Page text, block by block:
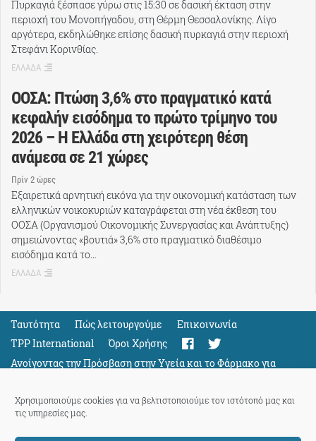
Χρησιμοποιούμε cookies για να βελτιστοποιούμε τον ιστότοπό μας και
τις υπηρεσίες μας.
Πυρκαγιά ξέσπασε γύρω στις 15:30 σε δασική έκταση στην
περιοχή του Μονοπήγαδου, στη Θέρμη Θεσσαλονίκης. Λίγο
αργότερα, εκδηλώθηκε επίσης δασική πυρκαγιά στην περιοχή
Στεφάνι Κορινθίας.
ΕΛΛΑΔΑ
ΟΟΣΑ: Πτώση 3,6% στο πραγματικό κατά
κεφαλήν εισόδημα το πρώτο τρίμηνο του
2026 – Η Ελλάδα στη χειρότερη θέση
ανάμεσα σε 21 χώρες
Πρίν 2 ώρες
Εξαιρετικά αρνητική εικόνα για την οικονομική κατάσταση των
ελληνικών νοικοκυριών καταγράφεται στη νέα έκθεση του
ΟΟΣΑ (Οργανισμού Οικονομικής Συνεργασίας και Ανάπτυξης)
σημειώνοντας «βουτιά» 3,6% στο πραγματικό διαθέσιμο
εισόδημα κατά το…
ΕΛΛΑΔΑ
Ταυτότητα Πώς λειτουργούμε
Eπικοινωνία
TPP International
Όροι Χρήσης
Ανοίγοντας την Πρόσβαση στην Υγεία και το Φάρμακο για
Όλους
Support